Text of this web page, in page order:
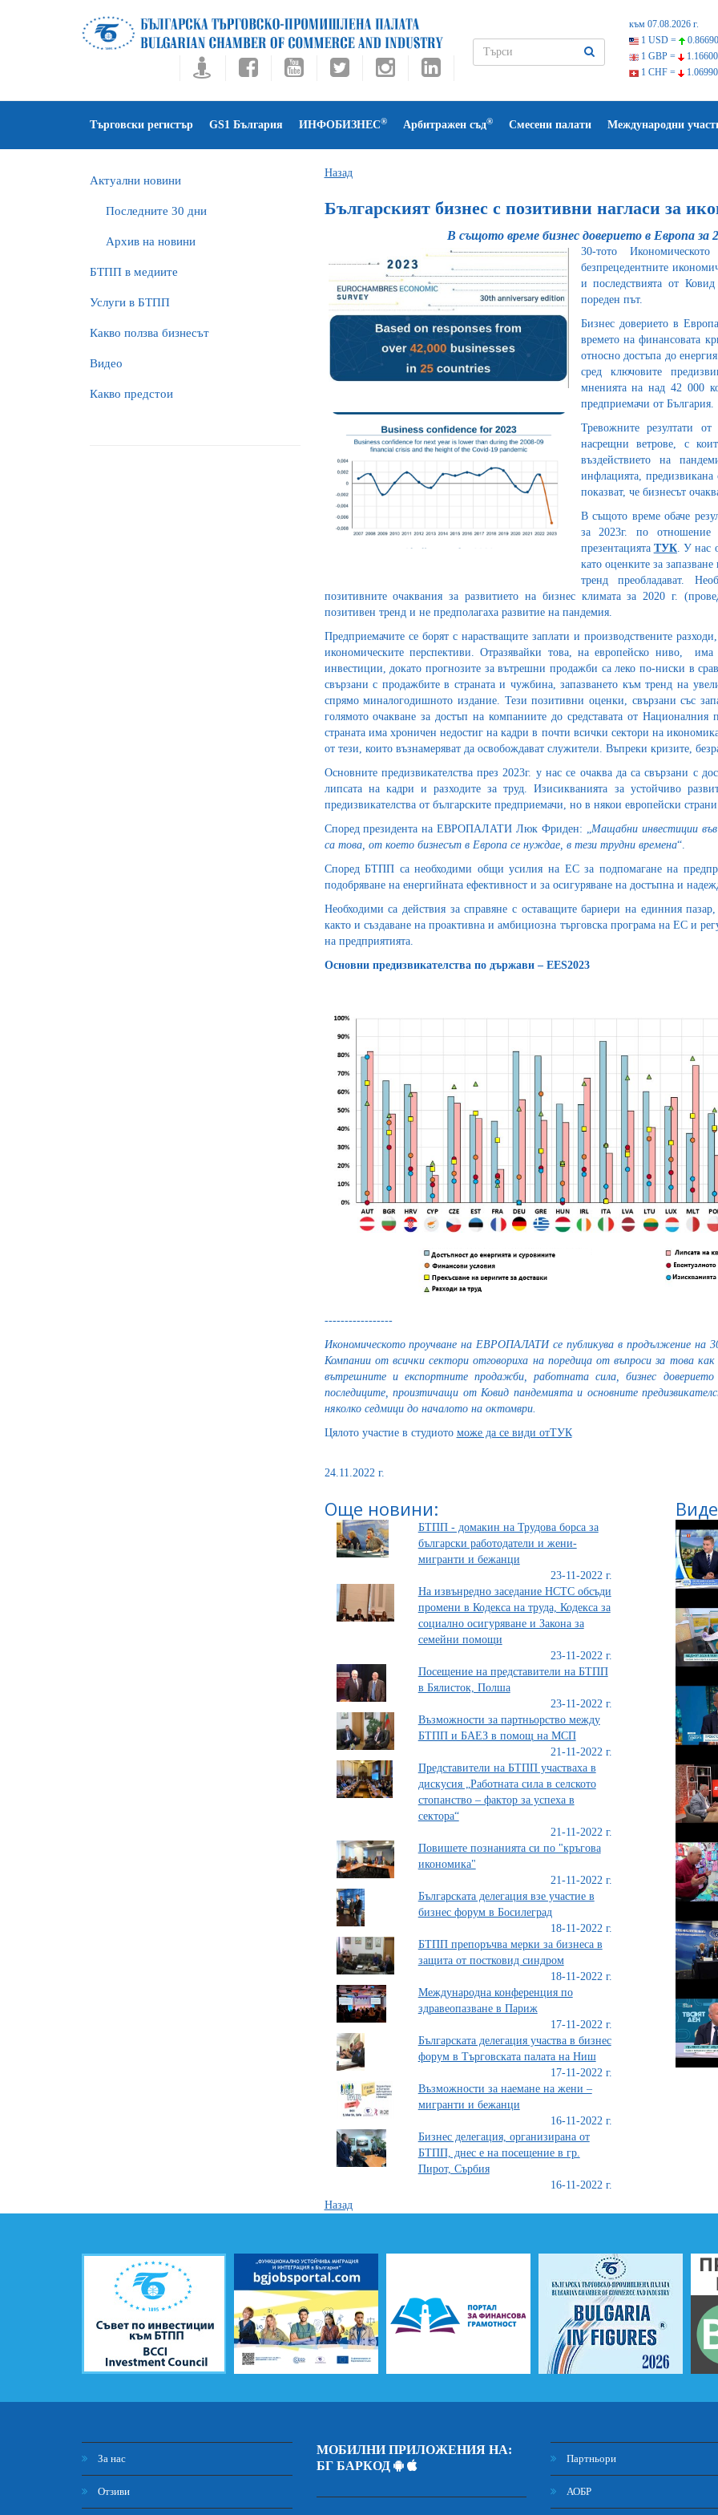
към 07.08.2026 г.
1 USD =
1 GBP =
1 CHF =
Търговски регистър GS1 България ИНФОБИЗНЕС® Арбитражен съд® Смесени палати Международни
Актуални новини
Последните 30 дни
Архив на новини
БTПП в медиите
Услуги в БТПП
Какво ползва бизнесът
Видео
Какво предстои
Назад
Българският бизнес с позитивни нагласи за
В същото време бизнес доверието в Европа за
30-тото
безпрецедентните
и последствията от
пореден път.
Бизнес доверието в
времето на финансовата
относно достъпа до
сред ключовите
мненията на над 42 000
предприемачи от България.
Тревожните резултати
насрещни ветрове, с
въздействието на
инфлацията,
показват, че бизнесът
В същото време обаче
за 2023г. по
презентацията ТУК. У нас
като оценките за
тренд преобладават.
позитивните очаквания за развитието на бизнес климата за 2020 г.
позитивен тренд и не предполагаха развитие на пандемия.
Предприемачите се борят с нарастващите заплати и производствените
икономическите перспективи. Отразявайки това, на европейско ниво,
инвестиции, докато прогнозите за вътрешни продажби са леко по-ниски в
свързани с продажбите в страната и чужбина, запазването към тренд на
спрямо миналогодишното издание. Тези позитивни оценки, свързани със
голямото очакване за достъп на компаниите до средставата от
страната има хроничен недостиг на кадри в почти всички сектори на
от тези, които възнамеряват да освобождават служители. Въпреки кризите,
Основните предизвикателства през 2023г. у нас се очаква да са свързани с
липсата на кадри и разходите за труд. Изисикванията за устойчиво
предизвикателства от българските предприемачи, но в някои европейски
Според президента на ЕВРОПАЛАТИ Люк Фриден: „Мащабни инвестиции във
са това, от което бизнесът в Европа се нуждае, в тези трудни времена“.
Според БТПП са необходими общи усилия на ЕС за подпомагане на
подобряване на енергийната ефективност и за осигуряване на достъпна и
Необходими са действия за справяне с оставащите бариери на единния
както и създаване на проактивна и амбициозна търговска програма на ЕС и
на предприятията.
Основни предизвикателства по държави – EES2023
-----------------
Икономическото проучване на ЕВРОПАЛАТИ се публикува в продължение на
Компании от всички сектори отговориха на поредица от въпроси за това
вътрешните и експортните продажби, работната сила, бизнес
последиците, произтичащи от Ковид пандемията и основните
няколко седмици до началото на октомври.
Цялото участие в студиото може да се види отТУК
24.11.2022 г.
Още новини:
БТПП - домакин на Трудова борса за
български работодатели и жени-
мигранти и бежанци
23-11-2022 г.
На извънредно заседание НСТС обсъди
промени в Кодекса на труда, Кодекса за
социално осигуряване и Закона за
семейни помощи
23-11-2022 г.
Посещение на представители на БТПП
в Бялисток, Полша
23-11-2022 г.
Възможности за партньорство между
БТПП и БАЕЗ в помощ на МСП
21-11-2022 г.
Представители на БТПП участваха в
дискусия „Работната сила в селското
стопанство – фактор за успеха в
сектора“
21-11-2022 г.
Повишете познанията си по "кръгова
икономика"
21-11-2022 г.
Българската делегация взе участие в
бизнес форум в Босилеград
18-11-2022 г.
БТПП препоръчва мерки за бизнеса в
защита от постковид синдром
18-11-2022 г.
Международна конференция по
здравеопазване в Париж
17-11-2022 г.
Българската делегация участва в бизнес
форум в Търговската палата на Ниш
17-11-2022 г.
Възможности за наемане на жени –
мигранти и бежанци
16-11-2022 г.
Бизнес делегация, организирана от
БТПП, днес е на посещение в гр.
Пирот, Сърбия
16-11-2022 г.
Назад
За нас
Отзиви
МОБИЛНИ ПРИЛОЖЕНИЯ НА:
БГ БАРКОД
Партньори
АОБР